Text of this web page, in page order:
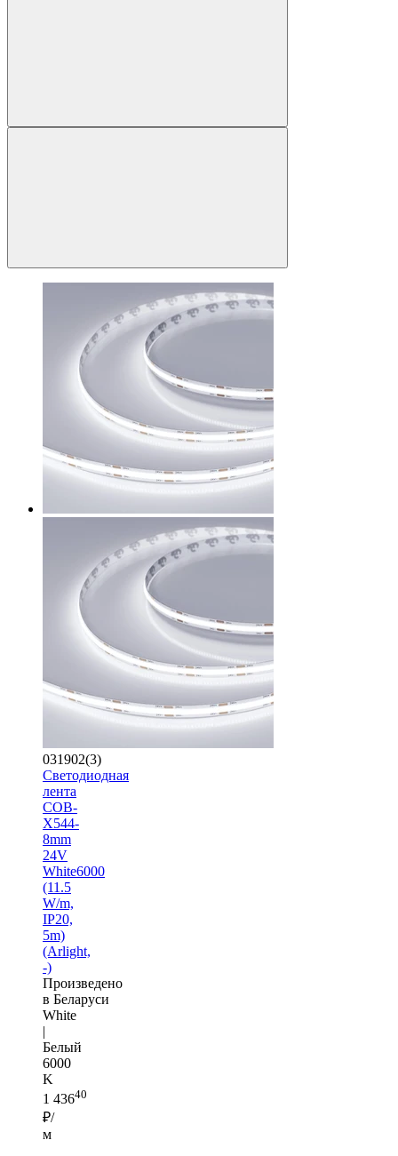
031902(3)
Светодиодная
лента
COB-
X544-
8mm
24V
White6000
(11.5
W/m,
IP20,
5m)
(Arlight,
-)
Произведено
в Беларуси
White
|
Белый
6000
K
1 43640
₽/
м